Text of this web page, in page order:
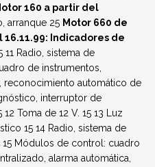
160 a partir del
arranque 25 Motor 660 de
16.11.99: Indicadores de
11 Radio, sistema de
de instrumentos,
reconocimiento automático de
interruptor de
12 Toma de 12 V. 15 13
Luz
15 14 Radio, sistema de
15 Módulos de control: cuadro
alarma automática,